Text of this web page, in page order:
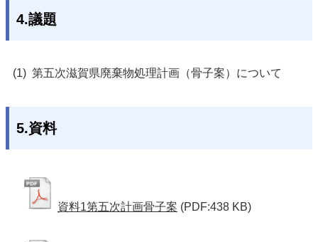
4.議題
第五次滋賀県廃棄物処理計画（骨子案）について
5.資料
資料1第五次計画骨子案 (PDF:438 KB)